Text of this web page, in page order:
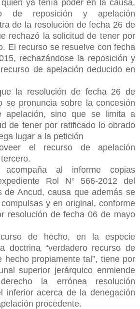
ya tenía poder en la causa,
de reposición y apelación
de la resolución de fecha 26 de
rechazó la solicitud de tener por
El recurso se resuelve con fecha
rechazándose la reposición y
de apelación deducido en
la resolución de fecha 26 de
se pronuncia sobre la concesión
apelación, sino que se limita a
de tener por ratificado lo obrado
lugar a la petición
el recurso de apelación
al informe copias
Rol N° 566-2012 del
de Ancud, causa que además se
y en original, conforme
resolución de fecha 06 de mayo
de hecho, en la especie
doctrina “verdadero recurso de
hecho propiamente tal”, tiene por
superior jerárquico enmiende
la errónea resolución
inferior acerca de la denegación
procedente.